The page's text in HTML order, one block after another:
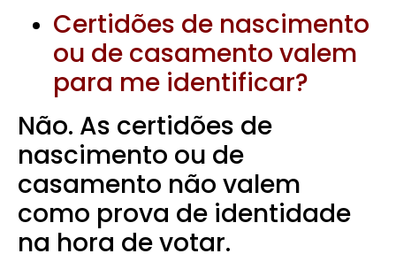
Certidões de nascimento
ou de casamento valem
para me identificar?
Não. As certidões de
nascimento ou de
casamento não valem
como prova de identidade
na hora de votar.